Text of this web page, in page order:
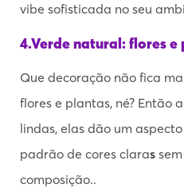
vibe sofisticada no seu
4.Verde natural: flores e
Que decoração não fica
flores e plantas, né? Então
lindas, elas dão um
padrão de cores claras
composição..